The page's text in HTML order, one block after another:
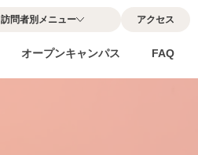
オープンキャンパス FAQ
訪問者別メニュー アクセス